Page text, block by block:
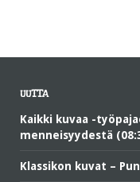
UUTTA
Kaikki kuvaa -
menneisyydestä
Klassikon kuvat –